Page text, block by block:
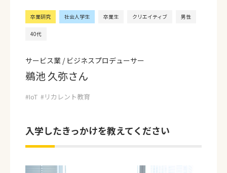
卒業研究 社会人学生 卒業生 クリエイティブ 男性
40代
サービス業 / ビジネスプロデューサー
鵜池 久弥さん
IoT リカレント教育
入学したきっかけを教えてください